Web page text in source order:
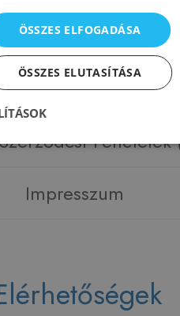
Kapcsolat
tájékoztató
Feltételek
Impresszum
ÖSSZES ELFOGADÁSA
ÖSSZES ELUTASÍTÁSA